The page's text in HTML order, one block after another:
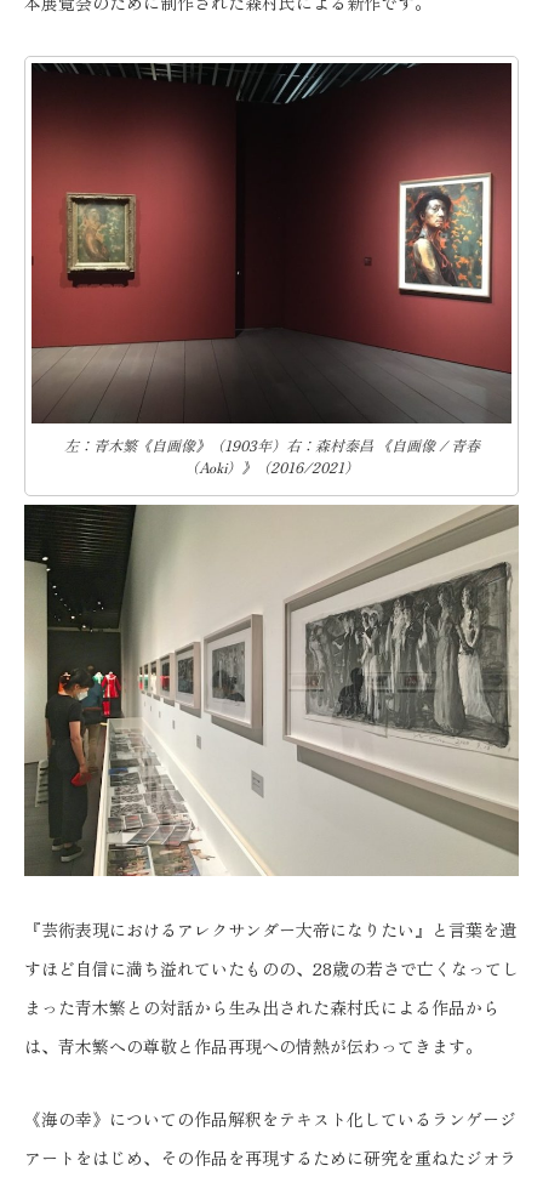
左：青木繁《自画像》（1903年）右：森村泰昌 《自画像 / 青春
（Aoki）》（2016/2021）
『芸術表現におけるアレクサンダー大帝になりたい』と言葉を遺
すほど自信に満ち溢れていたものの、28歳の若さで亡くなってし
まった青木繁との対話から生み出された森村氏による作品から
は、青木繁への尊敬と作品再現への情熱が伝わってきます。
《海の幸》についての作品解釈をテキスト化しているランゲージ
アートをはじめ、その作品を再現するために研究を重ねたジオラ